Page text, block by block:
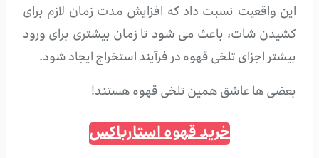
این واقعیت نسبت داد که افزایش مدت زمان لازم برای
کشیدن شات، باعث می شود تا زمان بیشتری برای ورود
بیشتر اجزای تلخی قهوه در فرآیند استخراج ایجاد شود.
بعضی ها عاشق همین تلخی قهوه هستند!
خرید قهوه استارباکس